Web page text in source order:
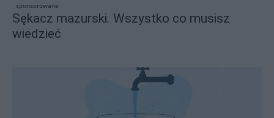
sponsorowane
Sękacz mazurski. Wszystko co musisz
wiedzieć